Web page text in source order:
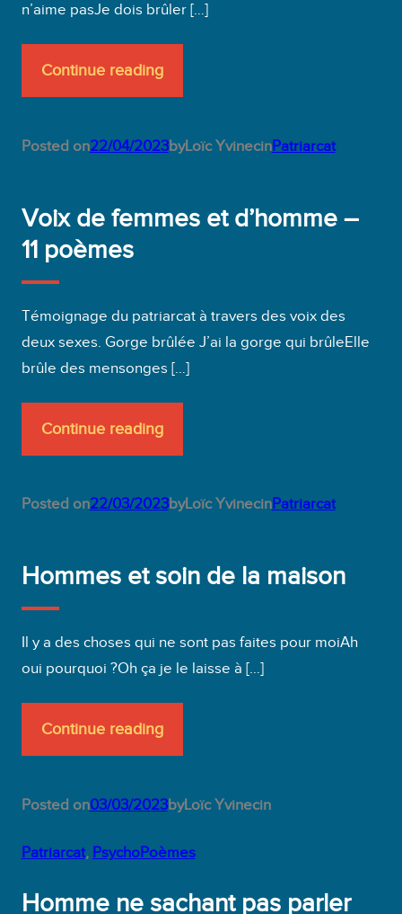
n’aime pasJe dois brûler […]
Continue reading
Posted on22/04/2023byLoïc YvinecinPatriarcat
Voix de femmes et d’homme –
11 poèmes
Témoignage du patriarcat à travers des voix des
deux sexes. Gorge brûlée J’ai la gorge qui brûleElle
brûle des mensonges […]
Continue reading
Posted on22/03/2023byLoïc YvinecinPatriarcat
Hommes et soin de la maison
Il y a des choses qui ne sont pas faites pour moiAh
oui pourquoi ?Oh ça je le laisse à […]
Continue reading
Posted on03/03/2023byLoïc Yvinecin
Patriarcat, PsychoPoèmes
Homme ne sachant pas parler